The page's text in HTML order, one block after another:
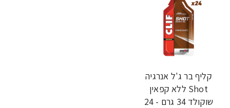
-20%
קליף בר ג'ל אנרגיה
Shot ללא קפאין
שוקולד 34 גרם - 24